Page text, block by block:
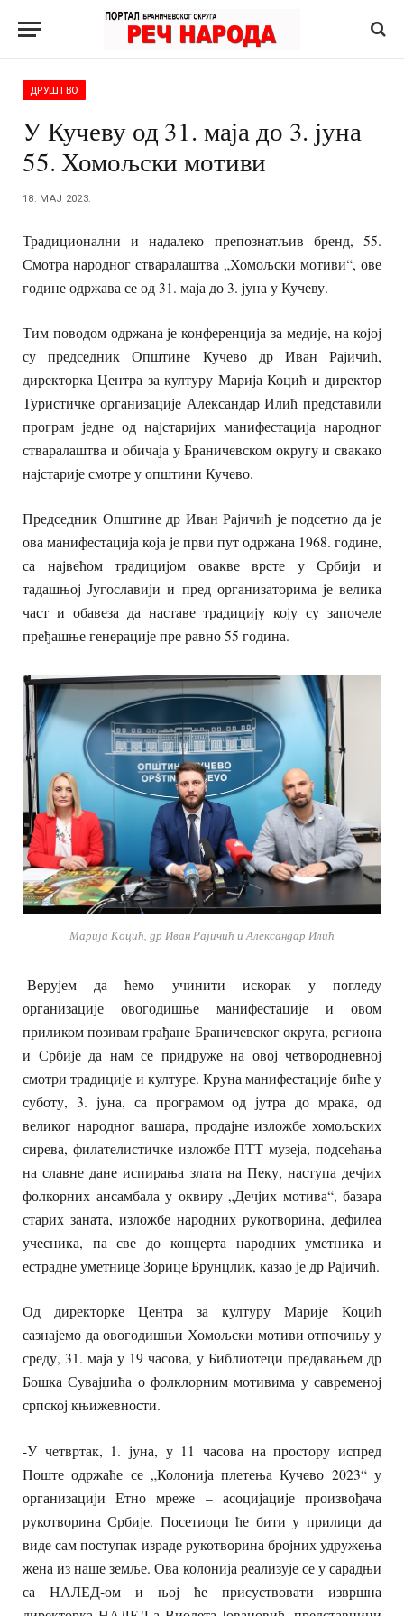
ДРУШТВО
У Кучеву од 31. маја до 3. јуна
55. Хомољски мотиви
18. МАЈ 2023.
Традиционални и надалеко препознатљив бренд, 55.
Смотра народног стваралаштва „Хомољски мотиви“, ове
године одржава се од 31. маја до 3. јуна у Кучеву.
Тим поводом одржана је конференција за медије, на којој
су председник Општине Кучево др Иван Рајичић,
директорка Центра за културу Марија Коцић и директор
Туристичке организације Александар Илић представили
програм једне од најстаријих манифестација народног
стваралаштва и обичаја у Браничевском округу и свакако
најстарије смотре у општини Кучево.
Председник Општине др Иван Рајичић је подсетио да је
ова манифестација која је први пут одржана 1968. године,
са највећом традицијом овакве врсте у Србији и
тадашњој Југославији и пред организаторима је велика
част и обавеза да наставе традицију коју су започеле
пређашње генерације пре равно 55 година.
Марија Коцић, др Иван Рајичић и Александар Илић
-Верујем да ћемо учинити искорак у погледу
организације овогодишње манифестације и овом
приликом позивам грађане Браничевског округа, региона
и Србије да нам се придруже на овој четвородневној
смотри традиције и културе. Круна манифестације биће у
суботу, 3. јуна, са програмом од јутра до мрака, од
великог народног вашара, продајне изложбе хомољских
сирева, филателистичке изложбе ПТТ музеја, подсећања
на славне дане испирања злата на Пеку, наступа дечјих
фолкорних ансамбала у оквиру „Дечјих мотива“, базара
старих заната, изложбе народних рукотворина, дефилеа
учесника, па све до концерта народних уметника и
естрадне уметнице Зорице Брунцлик, казао је др Рајичић.
Од директорке Центра за културу Марије Коцић
сазнајемо да овогодишњи Хомољски мотиви отпочињу у
среду, 31. маја у 19 часова, у Библиотеци предавањем др
Бошка Сувајџића о фолклорним мотивима у савременој
српској књижевности.
-У четвртак, 1. јуна, у 11 часова на простору испред
Поште одржаће се „Колонија плетења Кучево 2023“ у
организацији Етно мреже – асоцијације произвођача
рукотворина Србије. Посетиоци ће бити у прилици да
виде сам поступак израде рукотворина бројних удружења
жена из наше земље. Ова колонија реализује се у сарадњи
са НАЛЕД-ом и њој ће присуствовати извршна